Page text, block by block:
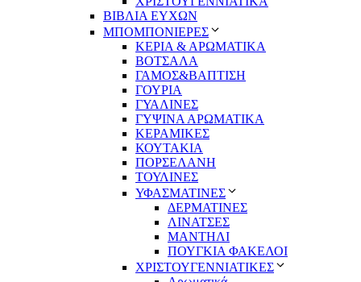
ΒΙΒΛΙΑ ΕΥΧΩΝ
ΜΠΟΜΠΟΝΙΕΡΕΣ
ΚΕΡΙΑ & ΑΡΩΜΑΤΙΚΑ
ΒΟΤΣΑΛΑ
ΓΑΜΟΣ&ΒΑΠΤΙΣΗ
ΓΟΥΡΙΑ
ΓΥΑΛΙΝΕΣ
ΓΥΨΙΝΑ ΑΡΩΜΑΤΙΚΑ
ΚΕΡΑΜΙΚΕΣ
ΚΟΥΤΑΚΙΑ
ΠΟΡΣΕΛΑΝΗ
ΤΟΥΛΙΝΕΣ
ΥΦΑΣΜΑΤΙΝΕΣ
ΔΕΡΜΑΤΙΝΕΣ
ΛΙΝΑΤΣΕΣ
ΜΑΝΤΗΛΙ
ΠΟΥΓΚΙΑ ΦΑΚΕΛΟΙ
ΧΡΙΣΤΟΥΓΕΝΝΙΑΤΙΚΕΣ